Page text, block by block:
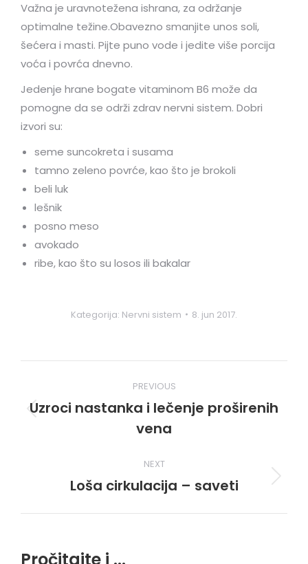
Važna je uravnotežena ishrana, za održanje
optimalne težine.Obavezno smanjite unos soli,
šećera i masti. Pijte puno vode i jedite više porcija
voća i povrća dnevno.
Jedenje hrane bogate vitaminom B6 može da
pomogne da se održi zdrav nervni sistem. Dobri
izvori su:
seme suncokreta i susama
tamno zeleno povrće, kao što je brokoli
beli luk
lešnik
posno meso
avokado
ribe, kao što su losos ili bakalar
Kategorija: Nervni sistem 8. jun 2017.
navigation
PREVIOUS
Previous
post:
Uzroci nastanka i lečenje proširenih
vena
NEXT
Next
Loša cirkulacija – saveti